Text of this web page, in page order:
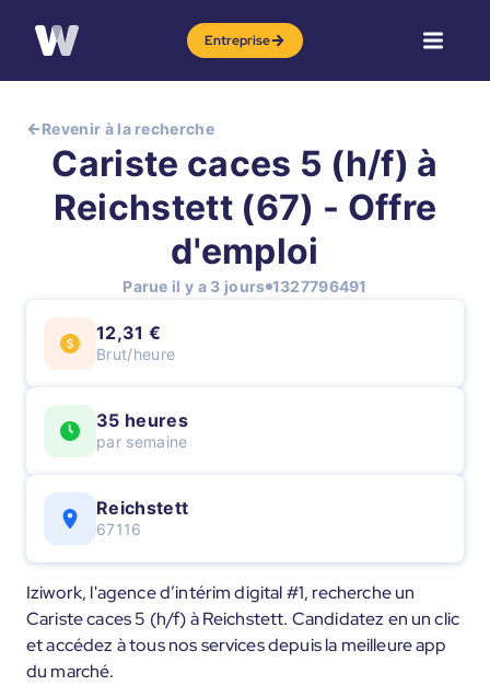
Entreprise
Revenir à la recherche
Cariste caces 5 (h/f) à
Reichstett (67) - Offre
d'emploi
Parue il y a 3 jours 1327796491
12,31 €
Brut/heure
35 heures
par semaine
Reichstett
67116
Iziwork, l'agence d’intérim digital #1, recherche un
Cariste caces 5 (h/f) à Reichstett. Candidatez en un clic
et accédez à tous nos services depuis la meilleure app
du marché.